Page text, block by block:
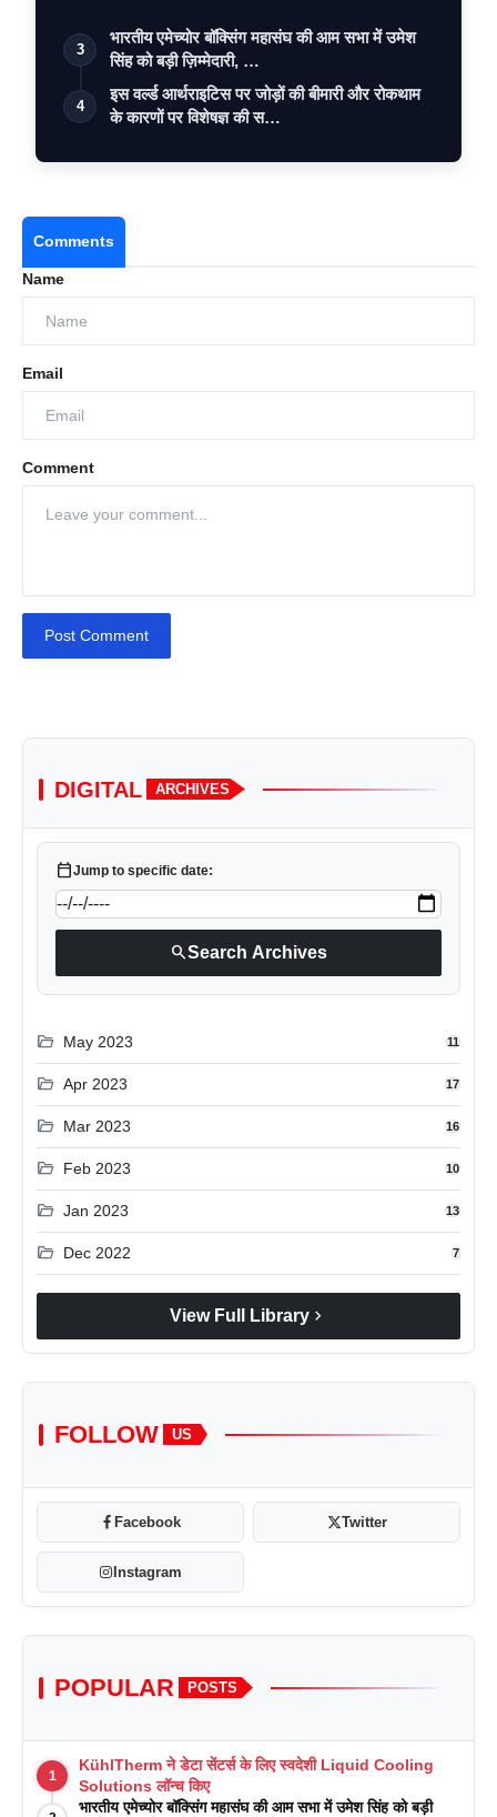
3
भारतीय एमेच्योर बॉक्सिंग महासंघ की आम सभा में उमेश
सिंह को बड़ी ज़िम्मेदारी, …
4
इस वर्ल्ड आर्थराइटिस पर जोड़ों की बीमारी और रोकथाम
के कारणों पर विशेषज्ञ की स…
Comments
Name
Email
Comment
Post Comment
DIGITAL ARCHIVES
calendar_todayJump to specific date:
searchSearch Archives
folder_open May 2023 11
folder_open Apr 2023 17
folder_open Mar 2023 16
folder_open Feb 2023 10
folder_open Jan 2023 13
folder_open Dec 2022 7
View Full Library chevron_right
FOLLOW US
Facebook Twitter
Instagram
POPULAR POSTS
1
KühlTherm ने डेटा सेंटर्स के लिए स्वदेशी Liquid Cooling
Solutions लॉन्च किए
भारतीय एमेच्योर बॉक्सिंग महासंघ की आम सभा में उमेश सिंह को बड़ी